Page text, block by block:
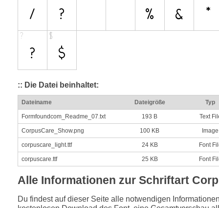
:: Die Datei beinhaltet:
Dateiname Dateigröße Typ
Formfoundcom_Readme_07.txt 193 B Text
CorpusCare_Show.png 100 KB Image
corpuscare_light.ttf 24 KB Font
corpuscare.ttf 25 KB Font
Alle Informationen zur Schriftart
Du findest auf dieser Seite alle notwendigen